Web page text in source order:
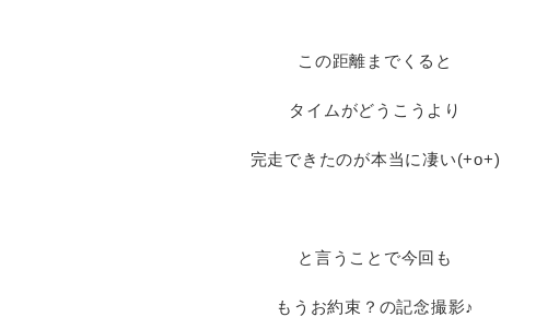
この距離までくると
タイムがどうこうより
完走できたのが本当に凄い(+o+)
と言うことで今回も
もうお約束？の記念撮影♪